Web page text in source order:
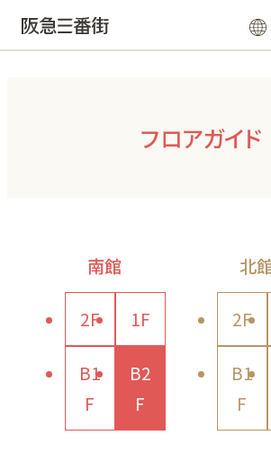
フロアガイド
南館
2F 1F
B1
F
B2
F
北
2F
B1
F